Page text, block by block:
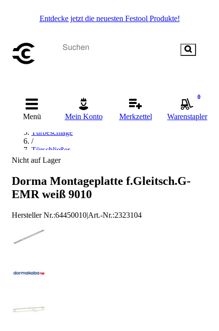
Entdecke jetzt die neuesten Festool Produkte!
Menü Mein Konto Merkzettel
0
Warenstapler
Startseite
/
Beschläge & Sicherheitstechnik
Türbeschläge
/
Türschließer
/
dormakaba Türschließer-Montagezubehör
Nicht auf Lager
Dorma Montageplatte f.Gleitsch.G-
EMR weiß 9010
Hersteller Nr.:64450010|Art.-Nr.:2323104